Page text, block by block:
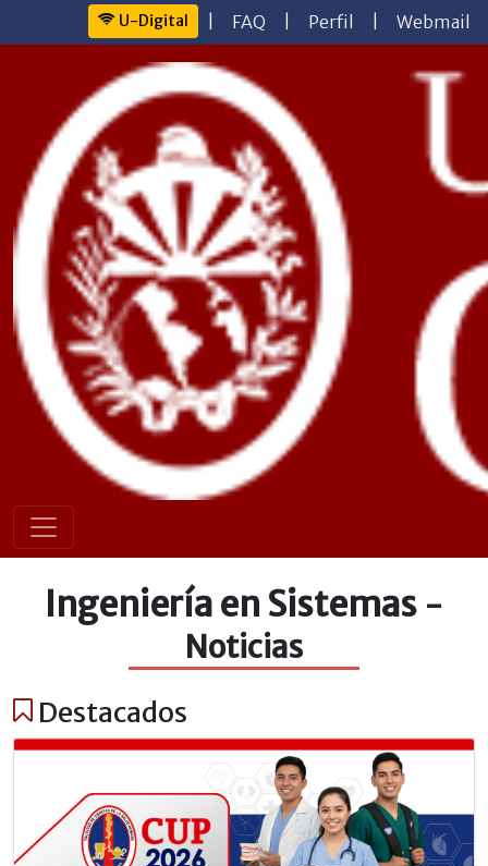
U-Digital FAQ Perfil Webmail
Ingeniería en Sistemas -
Noticias
Destacados